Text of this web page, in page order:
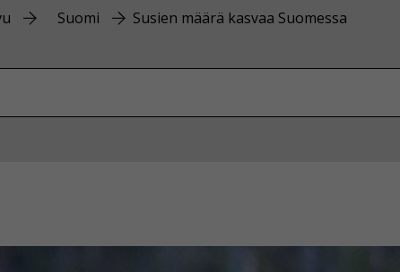
Suomi Susien määrä kasvaa Suomessa